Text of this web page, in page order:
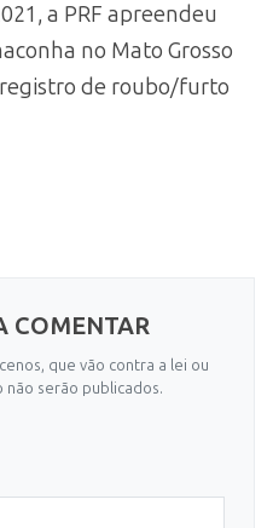
a PRF apreendeu
no Mato Grosso
registro de roubo/furto
COMENTAR
que vão contra a lei ou
serão publicados.